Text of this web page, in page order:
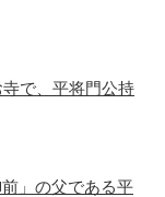
で、平将門公持
」の父である平